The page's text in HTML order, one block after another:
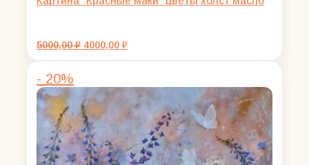
5000,00₽ Первоначальная
4000,00 ₽Текущая
- 20%